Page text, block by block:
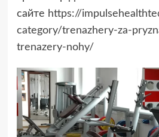
сайте https://
category/trenazhery-za-
trenazery-nohy/